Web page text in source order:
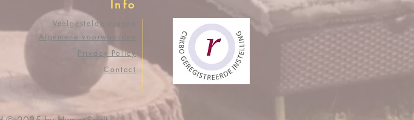
Info
Veelgestelde vragen
Algemene voorwaarden
Privacy Policy
Contact